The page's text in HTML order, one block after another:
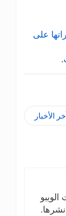
على
.
الأخبار
الويبو